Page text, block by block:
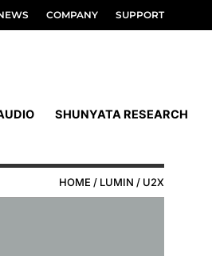
COMPANY SUPPORT
SHUNYATA RESEARCH
HOME / LUMIN / U2X